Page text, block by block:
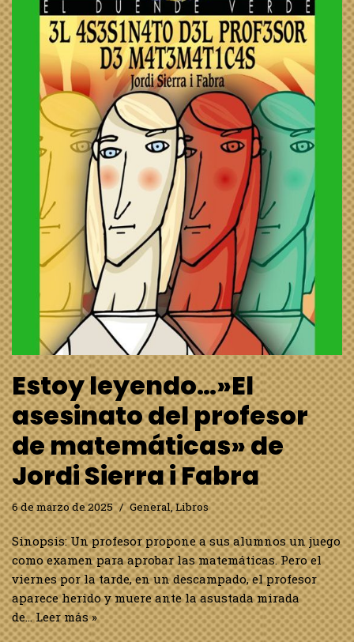
Estoy leyendo…»El
asesinato del profesor
de matemáticas» de
Jordi Sierra i Fabra
6 de marzo de 2025 General,Libros
Sinopsis: Un profesor propone a sus alumnos un juego
como examen para aprobar las matemáticas. Pero el
viernes por la tarde, en un descampado, el profesor
aparece herido y muere ante la asustada mirada
de…Leer más »